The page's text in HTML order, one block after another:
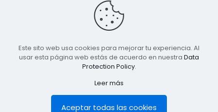
| 1999 - 2026 | Todos los Derechos Reservados
Este sito web usa cookies para mejorar tu experiencia. Al
usar esta página web estás de acuerdo en nuestra Data
Protection Policy.
Leer más
Aceptar todas las cookies